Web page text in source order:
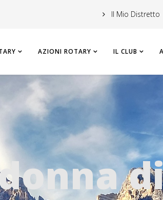
Il Mio Distretto
AZIONI ROTARY IL CLUB